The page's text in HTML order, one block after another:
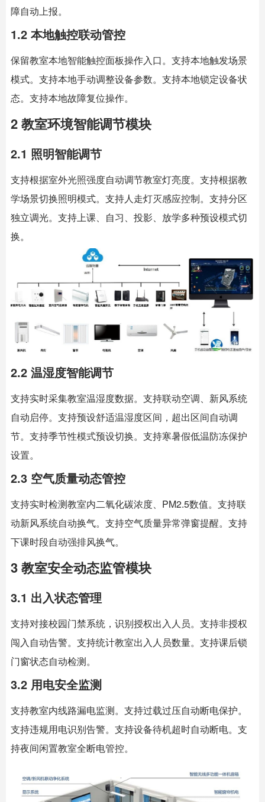
障自动上报。
1.2 本地触控联动管控
保留教室本地智能触控面板操作入口。支持本地触发场景
模式。支持本地手动调整设备参数。支持本地锁定设备状
态。支持本地故障复位操作。
2 教室环境智能调节模块
2.1 照明智能调节
支持根据室外光照强度自动调节教室灯亮度。支持根据教
学场景切换照明模式。支持人走灯灭感应控制。支持分区
独立调光。支持上课、自习、投影、放学多种预设模式切
换。
2.2 温湿度智能调节
支持实时采集教室温湿度数据。支持联动空调、新风系统
自动启停。支持预设舒适温湿度区间，超出区间自动调
节。支持季节性模式预设切换。支持寒暑假低温防冻保护
设置。
2.3 空气质量动态管控
支持实时检测教室内二氧化碳浓度、PM2.5数值。支持联
动新风系统自动换气。支持空气质量异常弹窗提醒。支持
下课时段自动强排风换气。
3 教室安全动态监管模块
3.1 出入状态管理
支持对接校园门禁系统，识别授权出入人员。支持非授权
闯入自动告警。支持统计教室出入人员数量。支持课后锁
门窗状态自动检测。
3.2 用电安全监测
支持教室内线路漏电监测。支持过载过压自动断电保护。
支持违规用电识别告警。支持设备待机超时自动断电。支
持夜间闲置教室全断电管控。